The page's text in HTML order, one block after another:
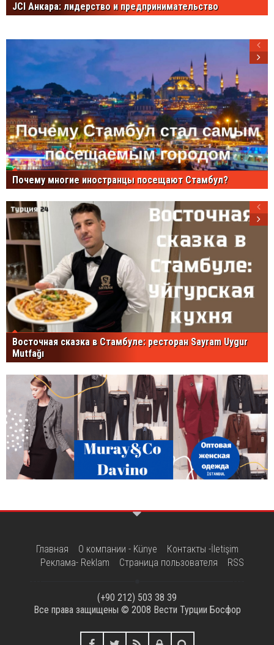
JCI Анкара: лидерство и предпринимательство
Почему многие иностранцы посещают Стамбул?
Восточная сказка в Стамбуле: ресторан Sayram Uygur
Mutfağı
Главная О компании - Künye
Контакты -İletişim
Реклама- Reklam
Страница пользователя RSS
(+90 212) 503 38 39
Все права защищены © 2008 Вести Турции Босфор